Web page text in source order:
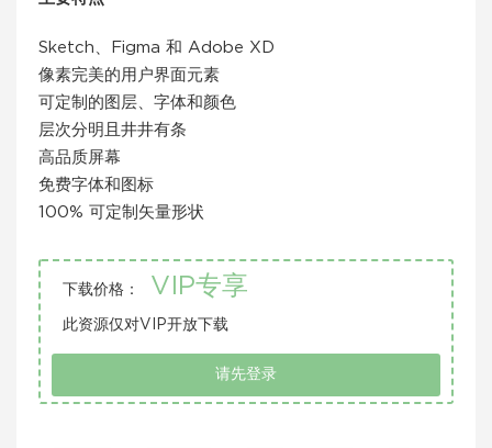
Sketch、Figma 和 Adob​​e XD
像素完美的用户界面元素
可定制的图层、字体和颜色
层次分明且井井有条
高品质屏幕
免费字体和图标
100% 可定制矢量形状
下载价格： VIP专享
此资源仅对VIP开放下载
请先登录